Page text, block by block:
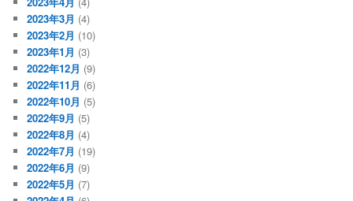
2023年3月 (4)
2023年2月 (10)
2023年1月 (3)
2022年12月 (9)
2022年11月 (6)
2022年10月 (5)
2022年9月 (5)
2022年8月 (4)
2022年7月 (19)
2022年6月 (9)
2022年5月 (7)